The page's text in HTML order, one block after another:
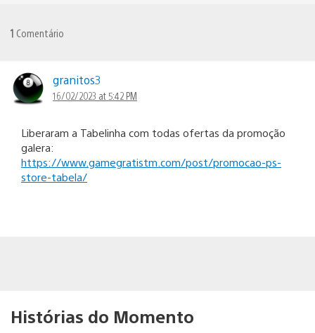
1 Comentário
granitos3
16/02/2023 at 5:42 PM
Liberaram a Tabelinha com todas ofertas da promoção
galera:
https://www.gamegratistm.com/post/promocao-ps-
store-tabela/
Histórias do Momento